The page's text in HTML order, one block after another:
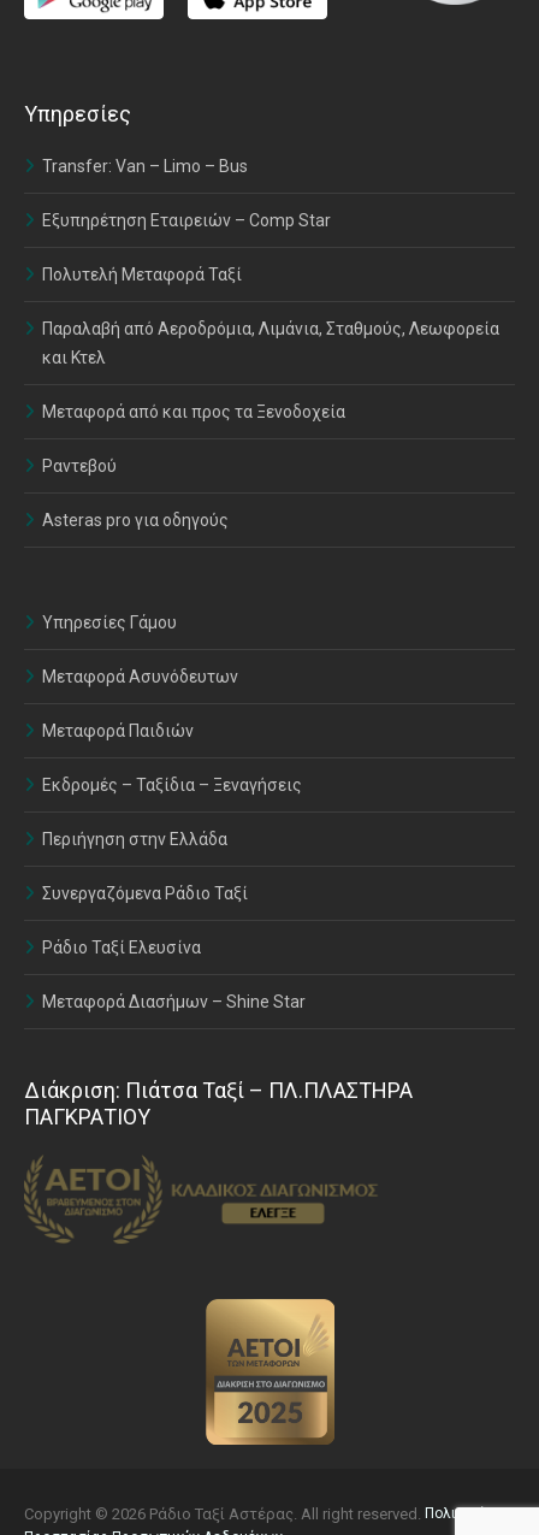
Υπηρεσίες
Transfer: Van – Limo – Bus
Εξυπηρέτηση Εταιρειών – Comp Star
Πολυτελή Μεταφορά Ταξί
Παραλαβή από Αεροδρόμια, Λιμάνια, Σταθμούς, Λεωφορεία
και Κτελ
Μεταφορά από και προς τα Ξενοδοχεία
Ραντεβού
Asteras pro για οδηγούς
Υπηρεσίες Γάμου
Μεταφορά Ασυνόδευτων
Μεταφορά Παιδιών
Εκδρομές – Ταξίδια – Ξεναγήσεις
Περιήγηση στην Ελλάδα
Συνεργαζόμενα Ράδιο Ταξί
Ράδιο Ταξί Ελευσίνα
Μεταφορά Διασήμων – Shine Star
Διάκριση: Πιάτσα Ταξί – ΠΛ.ΠΛΑΣΤΗΡΑ
ΠΑΓΚΡΑΤΙΟΥ
Copyright © 2026 Ράδιο Ταξί Αστέρας. All right reserved. Πολιτική